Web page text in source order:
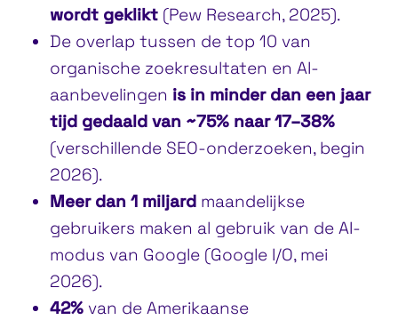
wordt geklikt (Pew Research, 2025).
De overlap tussen de top 10 van
organische zoekresultaten en AI-
aanbevelingen is in minder dan een jaar
tijd gedaald van ~75% naar 17–38%
(verschillende SEO-onderzoeken, begin
2026).
Meer dan 1 miljard maandelijkse
gebruikers maken al gebruik van de AI-
modus van Google (Google I/O, mei
2026).
42% van de Amerikaanse